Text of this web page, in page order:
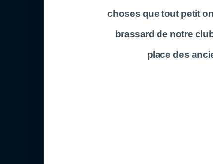
choses que tout petit
brassard de notre
place des